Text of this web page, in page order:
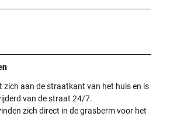
zich aan de straatkant van het huis en is
van de straat 24/7.
zich direct in de grasberm voor het